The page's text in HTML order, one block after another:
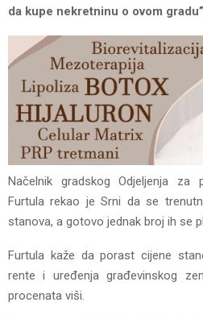
da kupe nekretninu o ovom gradu”
Načelnik gradskog Odjeljenja za
Furtula rekao je Srni da se
stanova, a gotovo jednak broj ih se
Furtula kaže da porast cijene
rente i uređenja građevinskog
procenata viši.